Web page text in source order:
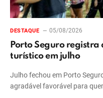
DESTAQUE 05/08/2026
Porto Seguro
turístico em julho
Julho fechou em Porto
agradável favorável para